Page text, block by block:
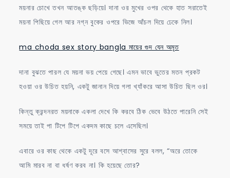
ময়নার চোখে তখন আতঙ্ক ছড়িয়ে। দানা ওর মুখের ওপর থেকে হাত সরাতেই
ময়না পিছিয়ে গেল আর নগ্ন বুকের ওপরে ভিজে আঁচল দিয়ে ঢেকে নিল।
ma choda sex story bangla মায়ের গুদ যেন অমৃত
দানা বুঝতে পারল যে ময়না ভয় পেয়ে গেছে। এমন ভাবে ভুতের মতন প্রকট
হওয়া ওর উচিত হয়নি, একটু জানান দিয়ে গলা খ্যাঁকরে আসা উচিত ছিল ওর।
কিন্তু ক্রন্দনরত ময়নাকে একলা দেখে কি করবে ঠিক ভেবে উঠতে পারেনি সেই
সময়ে তাই পা টিপে টিপে একদম কাছে চলে এসেছিল।
এবারে ওর কাছ থেকে একটু দূরে বসে আশ্বাসের সুরে বলল, “অরে তোকে
আমি মারব না বা ধর্ষণ করব না। কি হয়েছে তোর?